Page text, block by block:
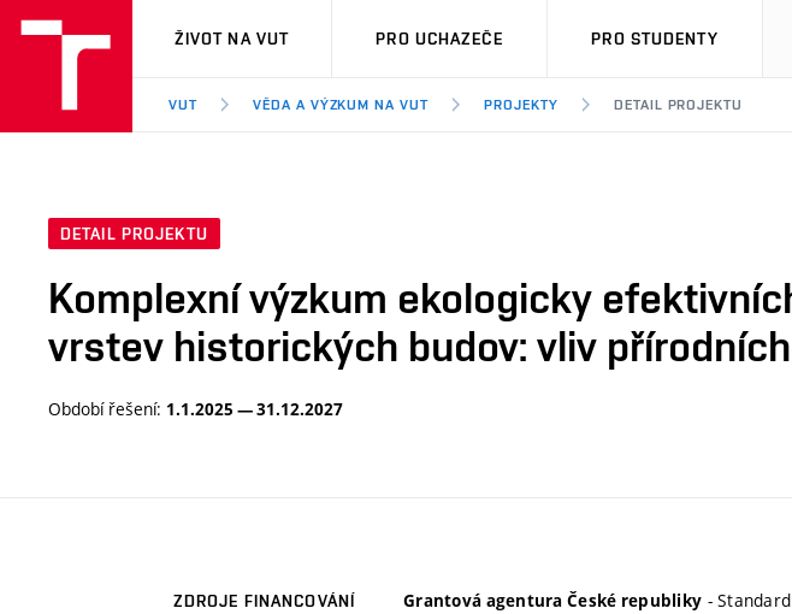
VUT
ŽIVOT NA VUT PRO UCHAZEČE PRO STUDENTY
VUT VĚDA A VÝZKUM NA VUT PROJEKTY DETAIL PROJEKTU
DETAIL PROJEKTU
Komplexní výzkum ekologicky
vrstev historických budov: vliv
Období řešení: 1.1.2025 — 31.12.2027
ZDROJE FINANCOVÁNÍ Grantová agentura České republiky -